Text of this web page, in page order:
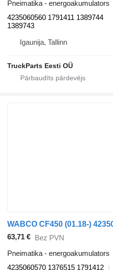
Pneimatika - energoakumulators
4235060560 1791411 1389744
1389743
Igaunija, Tallinn
TruckParts Eesti OÜ
63,71 € Bez PVN
Pneimatika - energoakumulators
4235060570 1376515 1791412